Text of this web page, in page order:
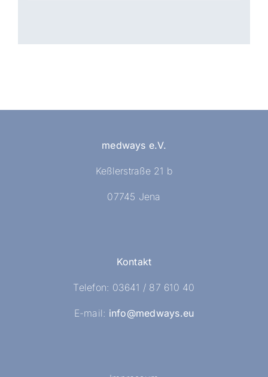
medways e.V.
Keßlerstraße 21 b
07745 Jena
Kontakt
Telefon: 03641 / 87 610 40
E-mail: info@medways.eu